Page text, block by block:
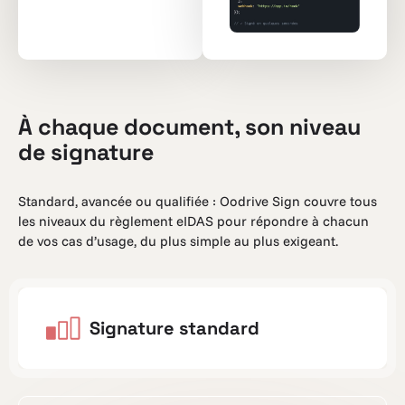
À chaque document, son niveau
de signature
Standard, avancée ou qualifiée : Oodrive Sign couvre tous
les niveaux du règlement eIDAS pour répondre à chacun
de vos cas d’usage, du plus simple au plus exigeant.
Signature standard